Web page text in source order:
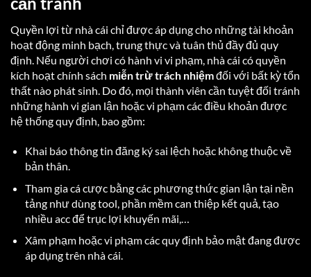
Quyền lợi từ nhà cái chỉ được áp dụng cho những tài khoản
hoạt động minh bạch, trung thực và tuân thủ đầy đủ quy
định. Nếu người chơi có hành vi vi phạm, nhà cái có quyền
kích hoạt chính sách miễn trừ trách nhiệmđối với bất kỳ tổn
thất nào phát sinh. Do đó, mọi thành viên cần tuyệt đối tránh
những hành vi gian lận hoặc vi phạm các điều khoản được
hệ thống quy định, bao gồm:
Khai báo thông tin đăng ký sai lệch hoặc không thuộc về
bản thân.
Tham gia cá cược bằng các phương thức gian lận tại nền
tảng như dùng tool, phần mềm can thiệp kết quả, tạo
nhiều acc để trục lợi khuyến mãi,…
Xâm phạm hoặc vi phạm các quy định bảo mật đang được
áp dụng trên nhà cái.